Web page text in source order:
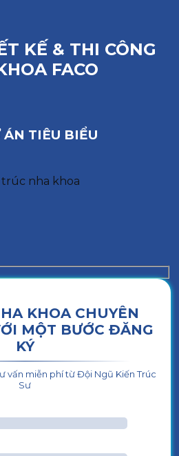
KẾ & THI CÔNG
FACO
ÁN TIÊU BIỂU
KHOA CHUYÊN
MỘT BƯỚC ĐĂNG
KÝ
vấn miễn phí từ Đội Ngũ Kiến Trúc
Sư